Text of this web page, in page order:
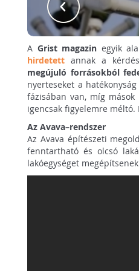
A Grist magazin egyik
hirdetett annak a
megújuló forrásokból
nyerteseket a
fázisában van, míg
igencsak figyelemre méltó.
Az Avava–rendszer
Az Avava építészeti
fenntartható és olcsó
lakóegységet